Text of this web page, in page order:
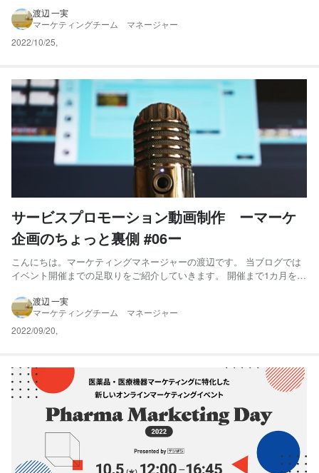
ついては別記事にてご紹介しますね。 当イベントでは600名を超える方
にお申込みを頂きました。実は...
渡辺 一実
マーケティングチーム マネージャー
2022/10/25,
サービスプロモーション動画制作 ーマーケ
企画のちょっと裏側 #06ー
こんにちは。マーケティングマネージャーの渡辺です。 当ブログでは
イベント開催までの足取りをご紹介していきます。 開催まで1カ月を切
す。告知用LPができ番組制作も進む中で、改めて多くの関係者に支え
られているイベントだなと実感します。 さ...
渡辺 一実
マーケティングチーム マネージャー
2022/09/20,